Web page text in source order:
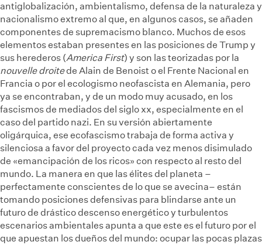
antiglobalización, ambientalismo, defensa de la naturaleza y
nacionalismo extremo al que, en algunos casos, se añaden
componentes de supremacismo blanco. Muchos de esos
elementos estaban presentes en las posiciones de Trump y
sus herederos (America First) y son las teorizadas por la
nouvelle droitede Alain de Benoist o el Frente Nacional en
Francia o por el ecologismo neofascista en Alemania, pero
ya se encontraban, y de un modo muy acusado, en los
fascismos de mediados del siglo xx, especialmente en el
caso del partido nazi. En su versión abiertamente
oligárquica, ese ecofascismo trabaja de forma activa y
silenciosa a favor del proyecto cada vez menos disimulado
de «emancipación de los ricos» con respecto al resto del
mundo. La manera en que las élites del planeta –
perfectamente conscientes de lo que se avecina– están
tomando posiciones defensivas para blindarse ante un
futuro de drástico descenso energético y turbulentos
escenarios ambientales apunta a que este es el futuro por el
que apuestan los dueños del mundo: ocupar las pocas plazas